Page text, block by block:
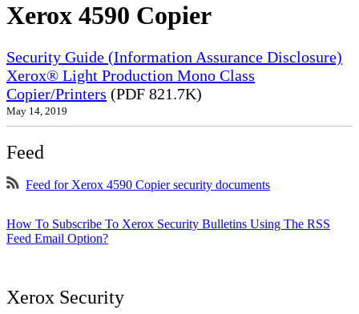
Xerox 4590 Copier
Security Guide (Information Assurance Disclosure)
Xerox® Light Production Mono Class
Copier/Printers (PDF 821.7K)
May 14, 2019
Feed
Feed for Xerox 4590 Copier security documents
How To Subscribe To Xerox Security Bulletins Using The RSS
Feed Email Option?
Xerox Security